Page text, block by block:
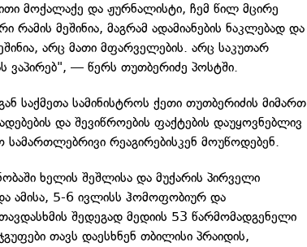
მოქალაქე და ჟურნალისტი, ჩემ წილ მცირე
რამის მეშინია, მაგრამ ადამიანების ნაკლებად და
არც მათი მფარველების. არც საკუთარ
ვაპირებ", — წერს თუთბერიძე პოსტში.
საქმეთა სამინისტროს ქეთი თუთბერიძის მიმართ
და შევიწროების ფაქტების დაუყოვნებლივ
სამართლებრივი რეაგირებისკენ მოუწოდებენ.
ხელის შეშლისა და მუქარის პირველი
ამისა, 5-6 ივლისს ჰომოფობიურ და
შედეგად მედიის 53 წარმომადგენელი
თავს დაესხნენ თბილისი პრაიდის,